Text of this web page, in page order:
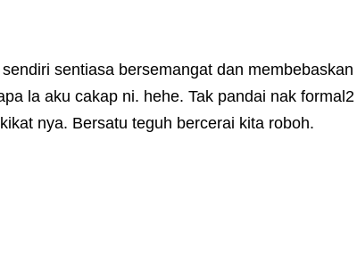
sentiasa bersemangat dan membebaskan
la aku cakap ni. hehe. Tak pandai nak formal2
nya. Bersatu teguh bercerai kita roboh.